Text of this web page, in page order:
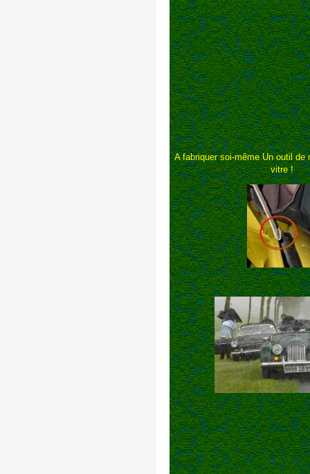
A fabriquer soi-même Un outil de
vitre !